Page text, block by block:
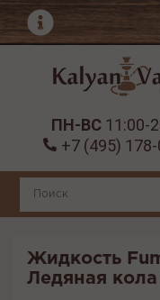
ПН-ВС 11:00-
+7 (495)
Жидкость
Ледяная